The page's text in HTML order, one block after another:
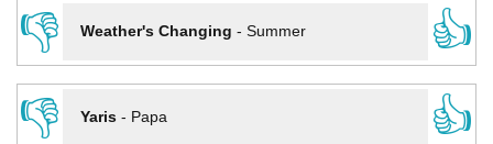
👎
Weather's Changing - Summer
👍
👎
Yaris- Papa 👍